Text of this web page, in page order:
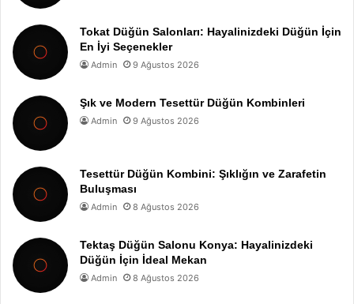
Tokat Düğün Salonları: Hayalinizdeki Düğün İçin
En İyi Seçenekler
Admin 9 Ağustos 2026
Şık ve Modern Tesettür Düğün Kombinleri
Admin 9 Ağustos 2026
Tesettür Düğün Kombini: Şıklığın ve Zarafetin
Buluşması
Admin 8 Ağustos 2026
Tektaş Düğün Salonu Konya: Hayalinizdeki
Düğün İçin İdeal Mekan
Admin 8 Ağustos 2026